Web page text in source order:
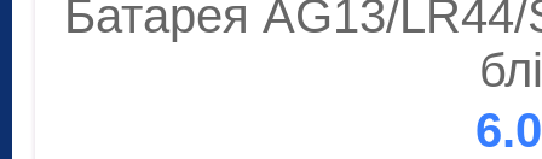
Батарея AG13/